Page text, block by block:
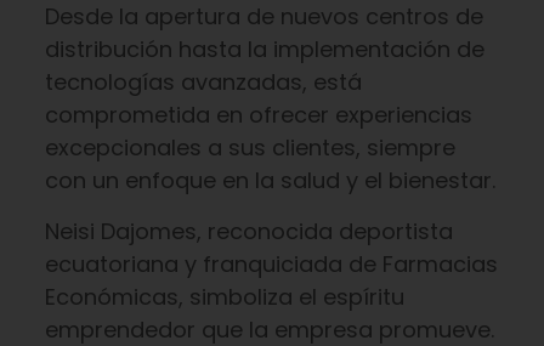
Desde la apertura de nuevos centros de
distribución hasta la implementación de
tecnologías avanzadas, está
comprometida en ofrecer experiencias
excepcionales a sus clientes, siempre
con un enfoque en la salud y el bienestar.
Neisi Dajomes, reconocida deportista
ecuatoriana y franquiciada de Farmacias
Económicas, simboliza el espíritu
emprendedor que la empresa promueve.